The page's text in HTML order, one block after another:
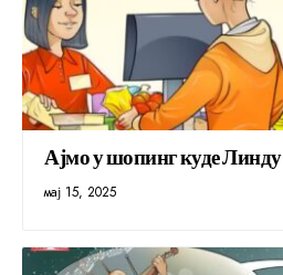
Ајмо у шопинг куде Линду
мај 15, 2025